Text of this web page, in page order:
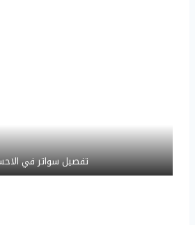
تفصيل سواتر في